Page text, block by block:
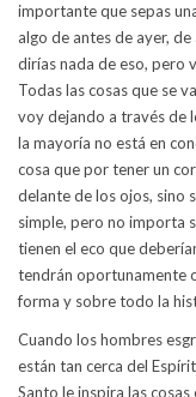
importante que sepas
algo de antes de ayer,
dirías nada de eso, pero
Todas las cosas que se
voy dejando a través de
la mayoría no está en
cosa que por tener un
delante de los ojos, sino
simple, pero no importa
tienen el eco que
tendrán oportunamente
forma y sobre todo la
Cuando los hombres
están tan cerca del
Santo le inspira las